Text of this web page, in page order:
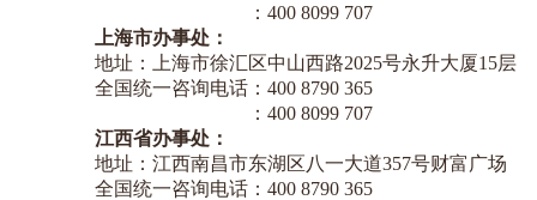
：400 8099 707
上海市办事处：
地址：上海市徐汇区中山西路2025号永升大厦15层
全国统一咨询电话：400 8790 365
：400 8099 707
江西省办事处：
地址：江西南昌市东湖区八一大道357号财富广场
全国统一咨询电话：400 8790 365